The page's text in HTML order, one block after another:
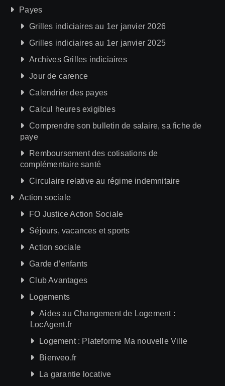
Payes
Grilles indiciaires au 1er janvier 2026
Grilles indiciaires au 1er janvier 2025
Archives Grilles indiciaires
Jour de carence
Calendrier des payes
Calcul heures exigibles
Comprendre son bulletin de salaire, sa fiche de
paye
Remboursement des cotisations de
complémentaire santé
Circulaire relative au régime indemnitaire
Action sociale
FO Justice Action Sociale
Séjours, vacances et sports
Action sociale
Garde d’enfants
Club Avantages
Logements
Aides au Changement de Logement :
LocAgent.fr
Logement : Plateforme Ma nouvelle Ville
Bienveo.fr
La garantie locative